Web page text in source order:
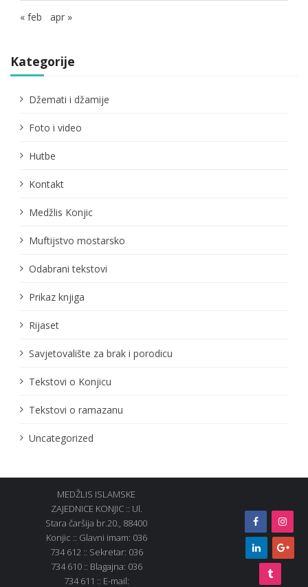
« feb apr »
Kategorije
Džemati i džamije
Foto i video
Hutbe
Kontakt
Medžlis Konjic
Muftijstvo mostarsko
Odabrani tekstovi
Prikaz knjiga
Rijaset
Savjetovalište za brak i porodicu
Tekstovi o Konjicu
Tekstovi o ramazanu
Uncategorized
MEDŽLIS ISLAMSKE
ZAJEDNICE KONJIC :: Ul.
Stara čaršija br.20., 88400
Konjic :: Glavni imam: 036
734 612 :: Sekretar: 036
734 610 :: Blagajna: 036
734 611 :: E-mail: